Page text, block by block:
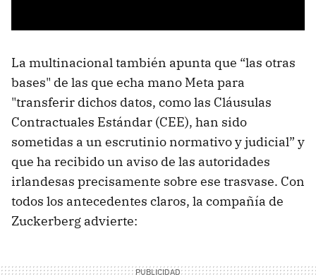
La multinacional también apunta que “las otras
bases" de las que echa mano Meta para
"transferir dichos datos, como las Cláusulas
Contractuales Estándar (CEE), han sido
sometidas a un escrutinio normativo y judicial” y
que ha recibido un aviso de las autoridades
irlandesas precisamente sobre ese trasvase. Con
todos los antecedentes claros, la compañía de
Zuckerberg advierte: